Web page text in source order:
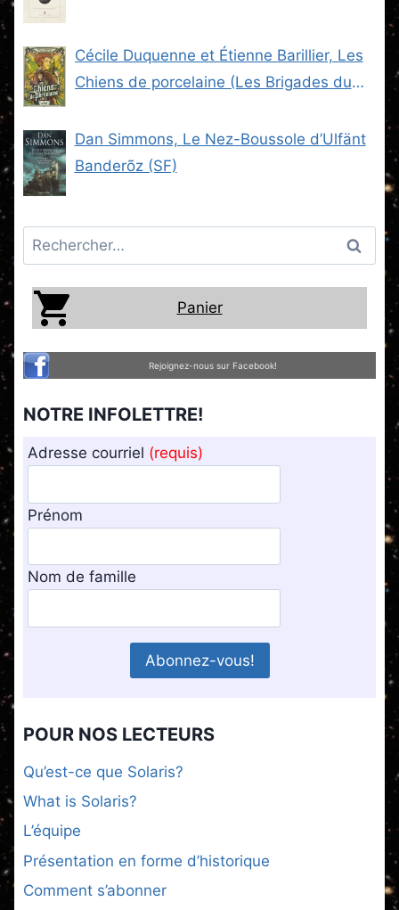
Cécile Duquenne et Étienne Barillier, Les
Chiens de porcelaine (Les Brigades du
Dan Simmons, Le Nez-Boussole d’Ulfänt
Banderõz (SF)
Rechercher :
Panier
Rejoignez-nous sur Facebook!
NOTRE INFOLETTRE!
Adresse courriel (requis)
Prénom
Nom de famille
POUR NOS LECTEURS
Qu’est-ce que Solaris?
What is Solaris?
L’équipe
Présentation en forme d’historique
Comment s’abonner